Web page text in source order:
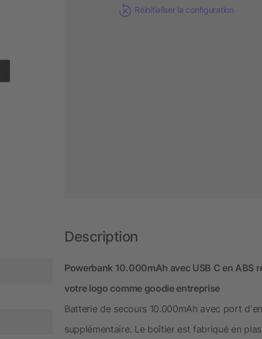
Réinitialiser la configuration
Description
Powerbank 10.000mAh avec USB C en ABS
votre logo comme goodie entreprise
Batterie de secours 10.000mAh avec port
supplémentaire. Le boîtier est fabriqué en